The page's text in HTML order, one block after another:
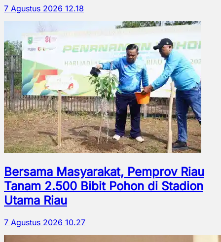
7 Agustus 2026 12.18
Bersama Masyarakat, Pemprov Riau
Tanam 2.500 Bibit Pohon di Stadion
Utama Riau
7 Agustus 2026 10.27